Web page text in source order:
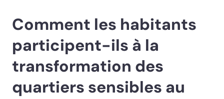
Comment les habitants
participent-ils à la
transformation des
quartiers sensibles au